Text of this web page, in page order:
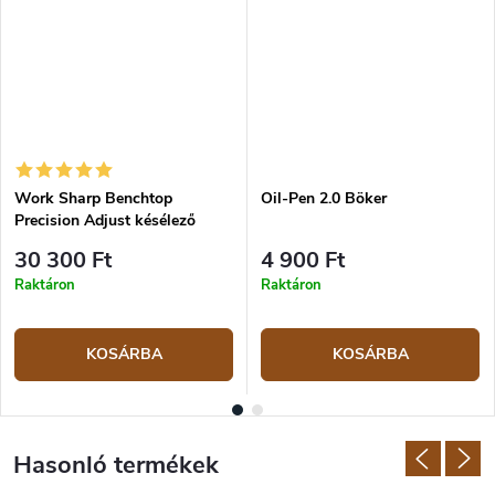
Work Sharp Benchtop
Precision Adjust késélező
30 300 Ft
Raktáron
KOSÁRBA
Oil-Pen 2.0 Böker
4 900 Ft
Raktáron
KOSÁRBA